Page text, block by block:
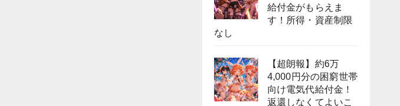
給付金がもらえま
す！所得・資産制限
なし
【超朗報】約6万
4,000円分の困窮世帯
向け電気代給付金！
返還しなくてよいこ